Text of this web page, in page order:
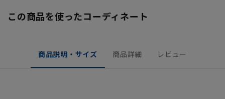
この商品を使ったコーディネート
商品説明・サイズ 商品詳細 レビュー